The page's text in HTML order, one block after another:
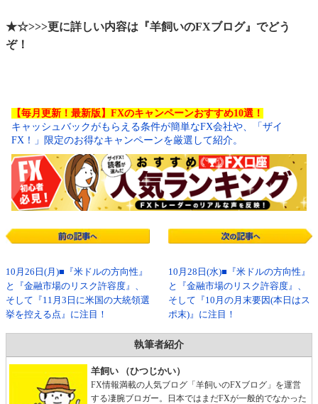
★☆>>>更に詳しい内容は『羊飼いのFXブログ』でどう
ぞ！
【毎月更新！最新版】FXのキャンペーンおすすめ10選！
キャッシュバックがもらえる条件が簡単なFX会社や、「ザイ
FX！」限定のお得なキャンペーンを厳選して紹介。
10月26日(月)■『米ドルの方向性』
と『金融市場のリスク許容度』、
そして『11月3日に米国の大統領選
挙を控える点』に注目！
10月28日(水)■『米ドルの方向性』
と『金融市場のリスク許容度』、
そして『10月の月末要因(本日はス
ポ末)』に注目！
執筆者紹介
羊飼い （ひつじかい）
FX情報満載の人気ブログ「羊飼いのFXブログ」を運営
する凄腕ブロガー。日本ではまだFXが一般的でなかった